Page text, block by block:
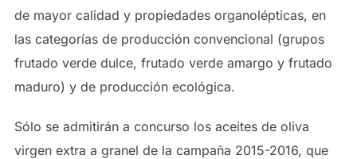
de mayor calidad y propiedades organolépticas, en
las categorías de producción convencional (grupos
frutado verde dulce, frutado verde amargo y frutado
maduro) y de producción ecológica.
Sólo se admitirán a concurso los aceites de oliva
virgen extra a granel de la campaña 2015-2016, que